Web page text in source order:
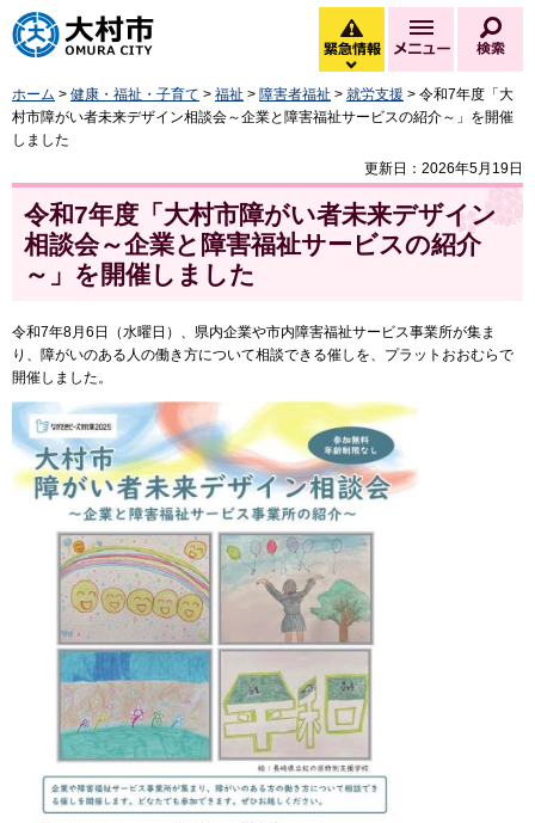
大村市
緊急情報
緊急情報を開く
メニュー
ホーム > 健康・福祉・子育て > 福祉 > 障害者福祉 > 就労支援 > 令和7年度「大
村市障がい者未来デザイン相談会～企業と障害福祉サービスの紹介～」を開催
しました
更新日：2026年5月19日
令和7年度「大村市障がい者未来デザイン
相談会～企業と障害福祉サービスの紹介
～」を開催しました
令和7年8月6日（水曜日）、県内企業や市内障害福祉サービス事業所が集ま
り、障がいのある人の働き方について相談できる催しを、プラットおおむらで
開催しました。